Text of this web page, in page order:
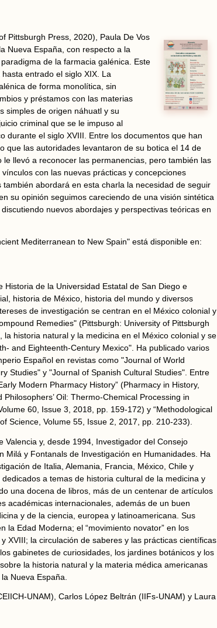
Pittsburgh Press, 2020), Paula De Vos
Nueva España, con respecto a la
de la farmacia galénica. Este
entrado el siglo XIX. La
de forma monolítica, sin
y préstamos con las materias
simples de origen náhuatl y su
criminal que se le impuso al
durante el siglo XVIII. Entre los documentos que han
que las autoridades levantaron de su botica el 14 de
llevó a reconocer las permanencias, pero también las
con las nuevas prácticas y concepciones
abordará en esta charla la necesidad de seguir
su opinión seguimos careciendo de una visión sintética
nuevos abordajes y perspectivas teóricas en
Mediterranean to New Spain" está disponible en:
de la Universidad Estatal de San Diego e
historia de México, historia del mundo y diversos
de investigación se centran en el México colonial y
Remedies" (Pittsburgh: University of Pittsburgh
historia natural y la medicina en el México colonial y se
and Eighteenth-Century Mexico". Ha publicado varios
Español en revistas como "Journal of World
Studies" y "Journal of Spanish Cultural Studies". Entre
Modern Pharmacy History” (Pharmacy in History,
Oil: Thermo-Chemical Processing in
60, Issue 3, 2018, pp. 159-172) y “Methodological
Science, Volume 55, Issue 2, 2017, pp. 210-233).
y, desde 1994, Investigador del Consejo
y Fontanals de Investigación en Humanidades. Ha
de Italia, Alemania, Francia, México, Chile y
a temas de historia cultural de la medicina y
una docena de libros, más de un centenar de artículos
académicas internacionales, además de un buen
y de la ciencia, europea y latinoamericana. Sus
la Edad Moderna; el “movimiento novator” en los
XVIII; la circulación de saberes y las prácticas científicas
gabinetes de curiosidades, los jardines botánicos y los
la historia natural y la materia médica americanas
Nueva España.
UNAM), Carlos López Beltrán (IIFs-UNAM) y Laura